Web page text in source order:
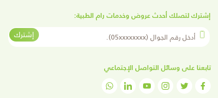
إشترك لتصلك أحدث عروض وخدمات رام الطبية:
أدخل رقم الجوال
إشترك
تابعنا على وسائل التواصل الإجتماعي